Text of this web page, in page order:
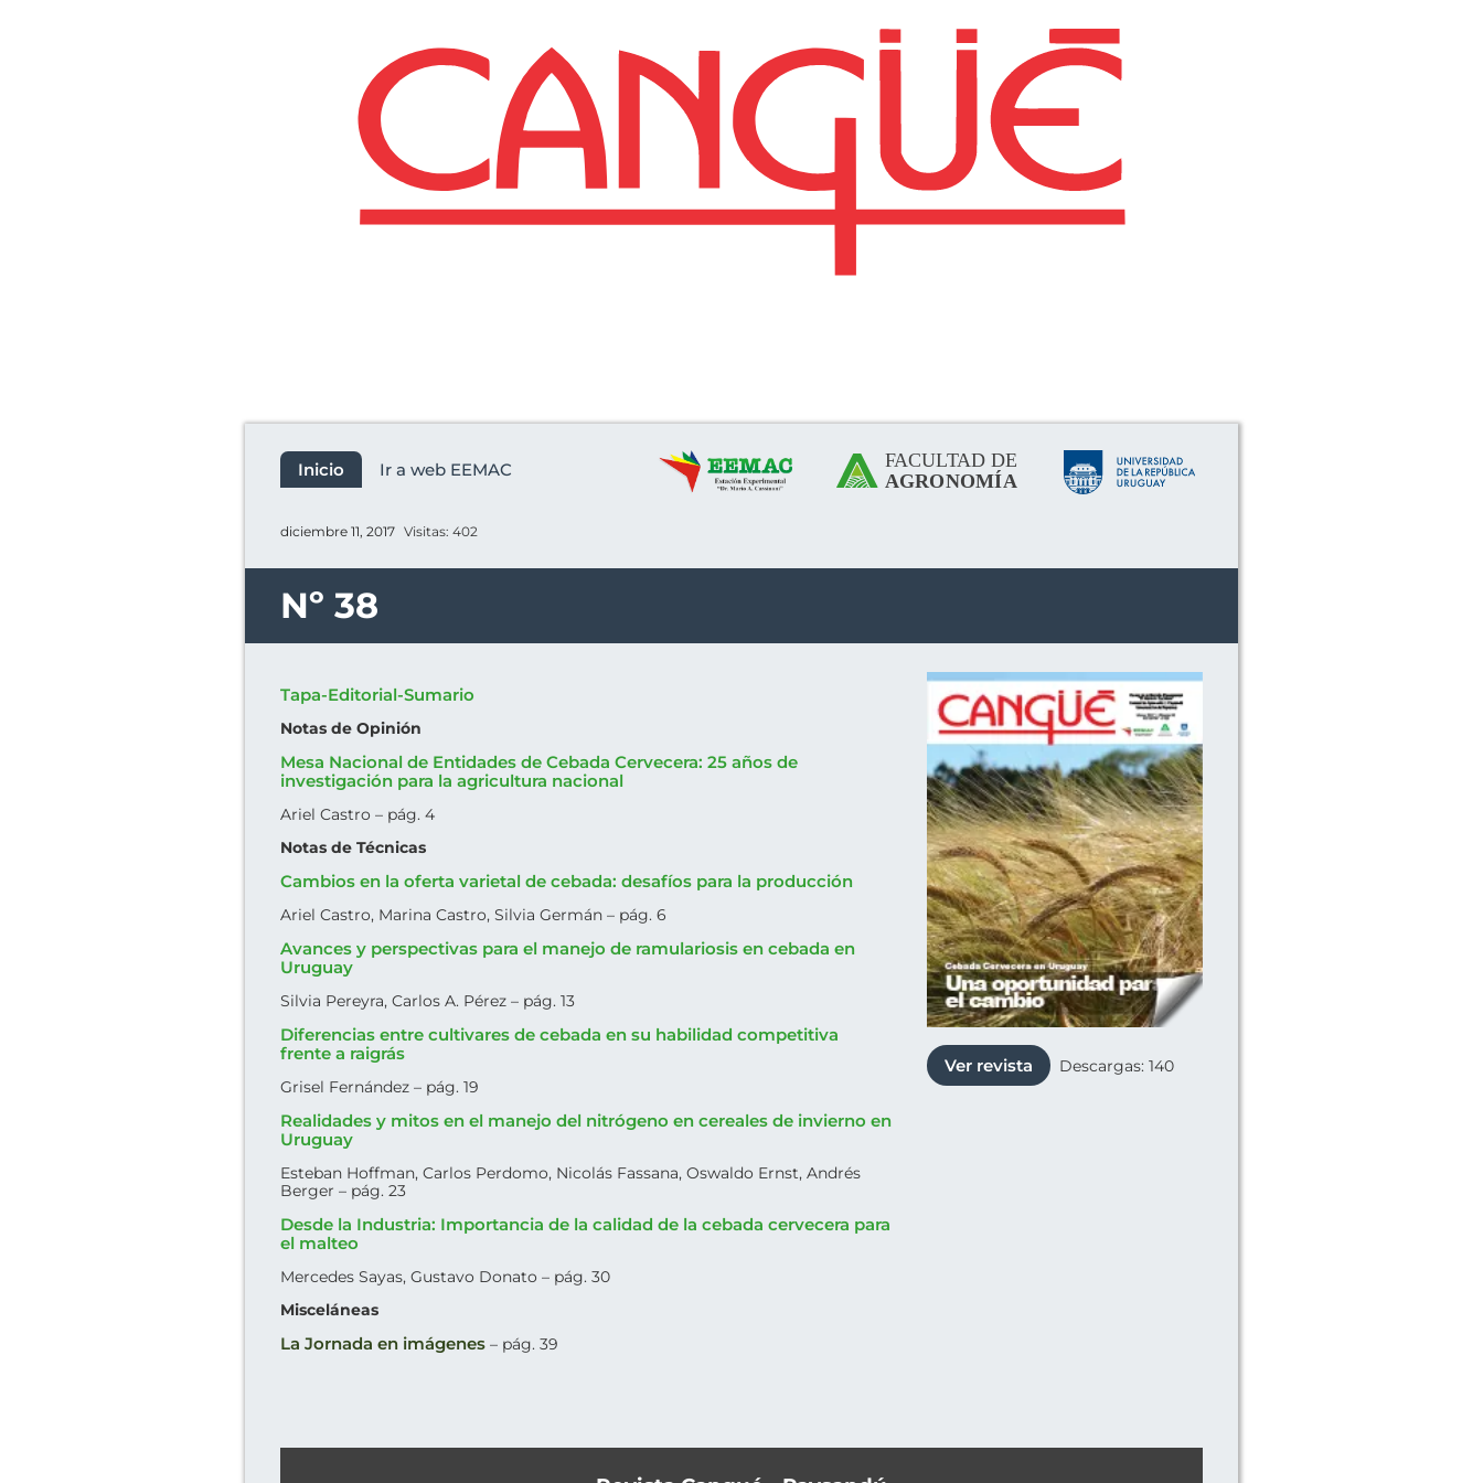
Inicio Ir a web EEMAC
diciembre 11, 2017 Visitas: 402
Nº 38
Tapa-Editorial-Sumario
Notas de Opinión
Mesa Nacional de Entidades de Cebada Cervecera: 25 años de
investigación para la agricultura nacional
Ariel Castro – pág. 4
Notas de Técnicas
Cambios en la oferta varietal de cebada: desafíos para la producción
Ariel Castro, Marina Castro, Silvia Germán – pág. 6
Avances y perspectivas para el manejo de ramulariosis en cebada en
Uruguay
Silvia Pereyra, Carlos A. Pérez – pág. 13
Diferencias entre cultivares de cebada en su habilidad competitiva
frente a raigrás
Grisel Fernández – pág. 19
Realidades y mitos en el manejo del nitrógeno en cereales de invierno en
Uruguay
Esteban Hoffman, Carlos Perdomo, Nicolás Fassana, Oswaldo Ernst, Andrés
Berger – pág. 23
Desde la Industria: Importancia de la calidad de la cebada cervecera para
el malteo
Mercedes Sayas, Gustavo Donato – pág. 30
Misceláneas
La Jornada en imágenes – pág. 39
Ver revista Descargas: 140